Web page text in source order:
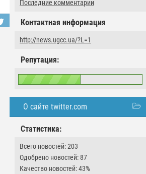
Последние комментарии
Контактная информация
http://news.ugcc.ua/?L=1
Репутация:
О сайте twitter.com
Статистика:
Всего новостей: 203
Одобрено новостей: 87
Качество новостей: 43%